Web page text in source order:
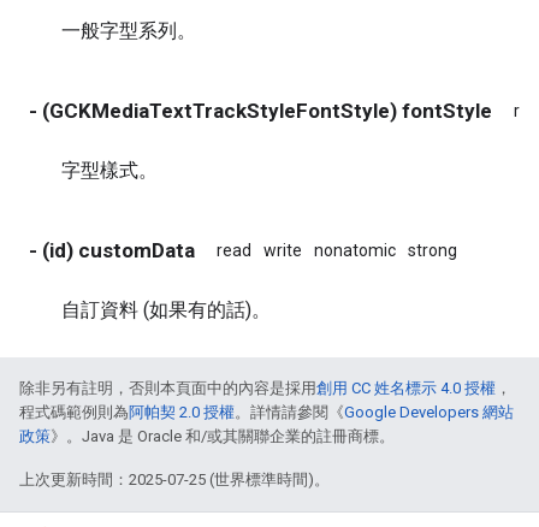
一般字型系列。
- (GCKMediaTextTrackStyleFontStyle) fontStyle
字型樣式。
- (id) customData read write nonatomic strong
自訂資料 (如果有的話)。
除非另有註明，否則本頁面中的內容是採用創用 CC 姓名標示 4.0 授權 ，
程式碼範例則為阿帕契 2.0 授權。詳情請參閱《Google Developers 網站
政策》。Java 是 Oracle 和/或其關聯企業的註冊商標。
上次更新時間：2025-07-25 (世界標準時間)。